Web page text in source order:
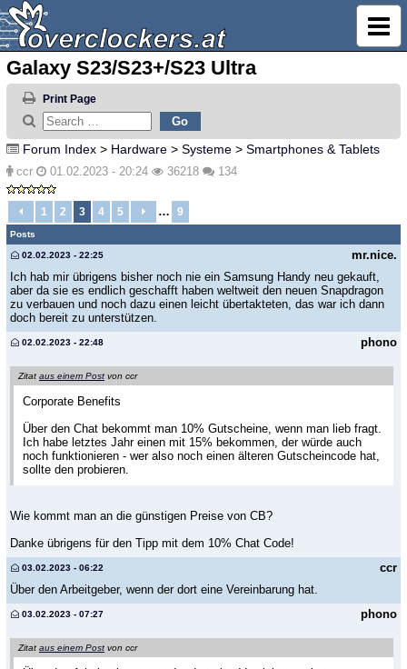
Galaxy S23/S23+/S23 Ultra
Print Page
Forum Index > Hardware > Systeme > Smartphones & Tablets
ccr 01.02.2023 - 20:24 36218 134
1 2 3 4 5 … 9
Posts
mr.nice.
02.02.2023 - 22:25
Ich hab mir übrigens bisher noch nie ein Samsung Handy neu gekauft,
aber da sie es endlich geschafft haben weltweit den neuen Snapdragon
zu verbauen und noch dazu einen leicht übertakteten, das war ich dann
doch bereit zu unterstützen.
phono
02.02.2023 - 22:48
Zitat aus einem Post von ccr
Corporate Benefits
Über den Chat bekommt man 10% Gutscheine, wenn man lieb fragt.
Ich habe letztes Jahr einen mit 15% bekommen, der würde auch
noch funktionieren - wer also noch einen älteren Gutscheincode hat,
sollte den probieren.
Wie kommt man an die günstigen Preise von CB?
Danke übrigens für den Tipp mit dem 10% Chat Code!
ccr
03.02.2023 - 06:22
Über den Arbeitgeber, wenn der dort eine Vereinbarung hat.
phono
03.02.2023 - 07:27
Zitat aus einem Post von ccr